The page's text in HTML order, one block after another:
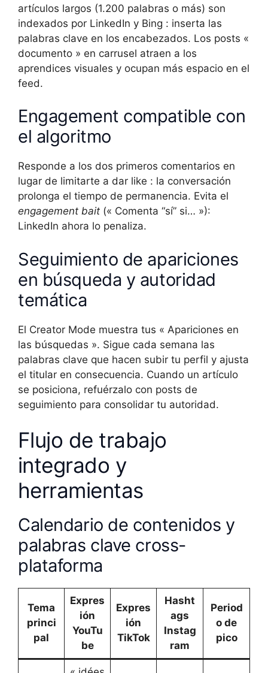
artículos largos (1.200 palabras o más) son
indexados por LinkedIn y Bing : inserta las
palabras clave en los encabezados. Los posts «
documento » en carrusel atraen a los
aprendices visuales y ocupan más espacio en el
feed.
Engagement compatible con
el algoritmo
Responde a los dos primeros comentarios en
lugar de limitarte a dar like : la conversación
prolonga el tiempo de permanencia. Evita el
engagement bait (« Comenta “sí” si… »):
LinkedIn ahora lo penaliza.
Seguimiento de apariciones
en búsqueda y autoridad
temática
El Creator Mode muestra tus « Apariciones en
las búsquedas ». Sigue cada semana las
palabras clave que hacen subir tu perfil y ajusta
el titular en consecuencia. Cuando un artículo
se posiciona, refuérzalo con posts de
seguimiento para consolidar tu autoridad.
Flujo de trabajo
integrado y
herramientas
Calendario de contenidos y
palabras clave cross-
plataforma
Tema
princi
pal
Expres
ión
YouTu
be
Expres
ión
TikTok
Hasht
ags
Instag
ram
Period
o de
pico